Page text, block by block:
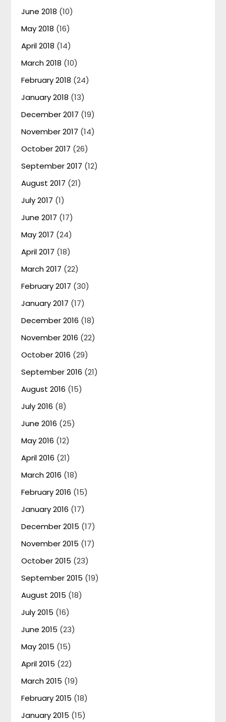
June 2018 (10)
May 2018 (16)
April 2018 (14)
March 2018 (10)
February 2018 (24)
January 2018 (13)
December 2017 (19)
November 2017 (14)
October 2017 (26)
September 2017 (12)
August 2017 (21)
July 2017 (1)
June 2017 (17)
May 2017 (24)
April 2017 (18)
March 2017 (22)
February 2017 (30)
January 2017 (17)
December 2016 (18)
November 2016 (22)
October 2016 (29)
September 2016 (21)
August 2016 (15)
July 2016 (8)
June 2016 (25)
May 2016 (12)
April 2016 (21)
March 2016 (18)
February 2016 (15)
January 2016 (17)
December 2015 (17)
November 2015 (17)
October 2015 (23)
September 2015 (19)
August 2015 (18)
July 2015 (16)
June 2015 (23)
May 2015 (15)
April 2015 (22)
March 2015 (19)
February 2015 (18)
January 2015 (15)